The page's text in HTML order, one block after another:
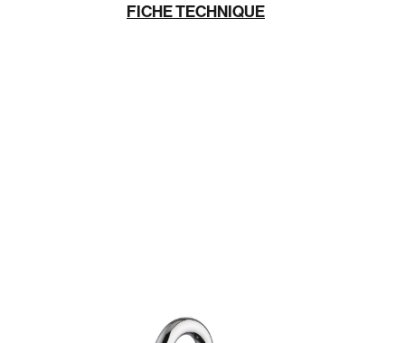
FICHE TECHNIQUE